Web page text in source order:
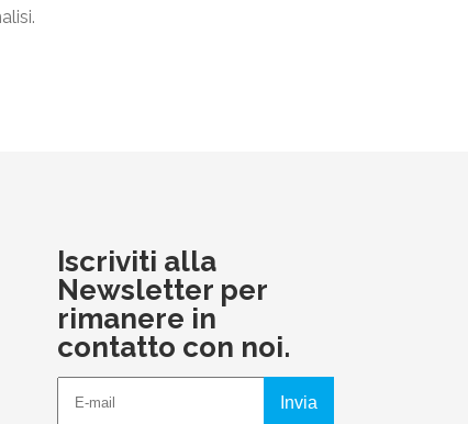
Iscriviti alla
Newsletter per
rimanere in
contatto con noi.
Invia